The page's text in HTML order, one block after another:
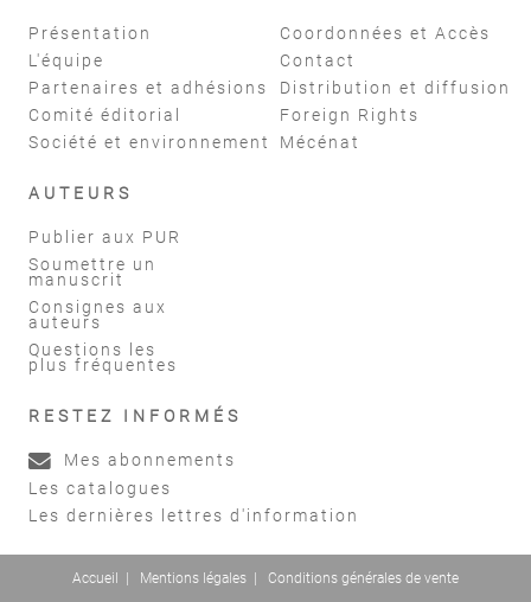
Présentation
L'équipe
Partenaires et adhésions
Comité éditorial
Société et environnement
Coordonnées et Accès
Contact
Distribution et diffusion
Foreign Rights
Mécénat
AUTEURS
Publier aux PUR
Soumettre un
manuscrit
Consignes aux
auteurs
Questions les
plus fréquentes
RESTEZ INFORMÉS
Mes abonnements
Les catalogues
Les dernières lettres d'information
Accueil Mentions légales
Conditions générales de vente